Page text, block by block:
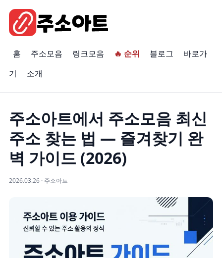
홈 주소모음 링크모음 🔥 순위 블로그
바로가
기
소개
주소아트에서 주소모음 최신
주소 찾는 법 — 즐겨찾기 완
벽 가이드 (2026)
2026.03.26 · 주소아트